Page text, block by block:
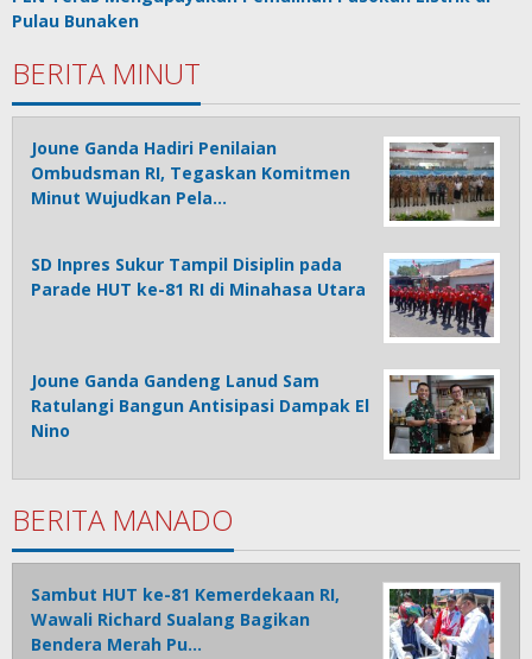
Pulau Bunaken
BERITA MINUT
Joune Ganda Hadiri Penilaian
Ombudsman RI, Tegaskan Komitmen
Minut Wujudkan Pela…
SD Inpres Sukur Tampil Disiplin pada
Parade HUT ke-81 RI di Minahasa Utara
Joune Ganda Gandeng Lanud Sam
Ratulangi Bangun Antisipasi Dampak El
Nino
BERITA MANADO
Sambut HUT ke-81 Kemerdekaan RI,
Wawali Richard Sualang Bagikan
Bendera Merah Pu…